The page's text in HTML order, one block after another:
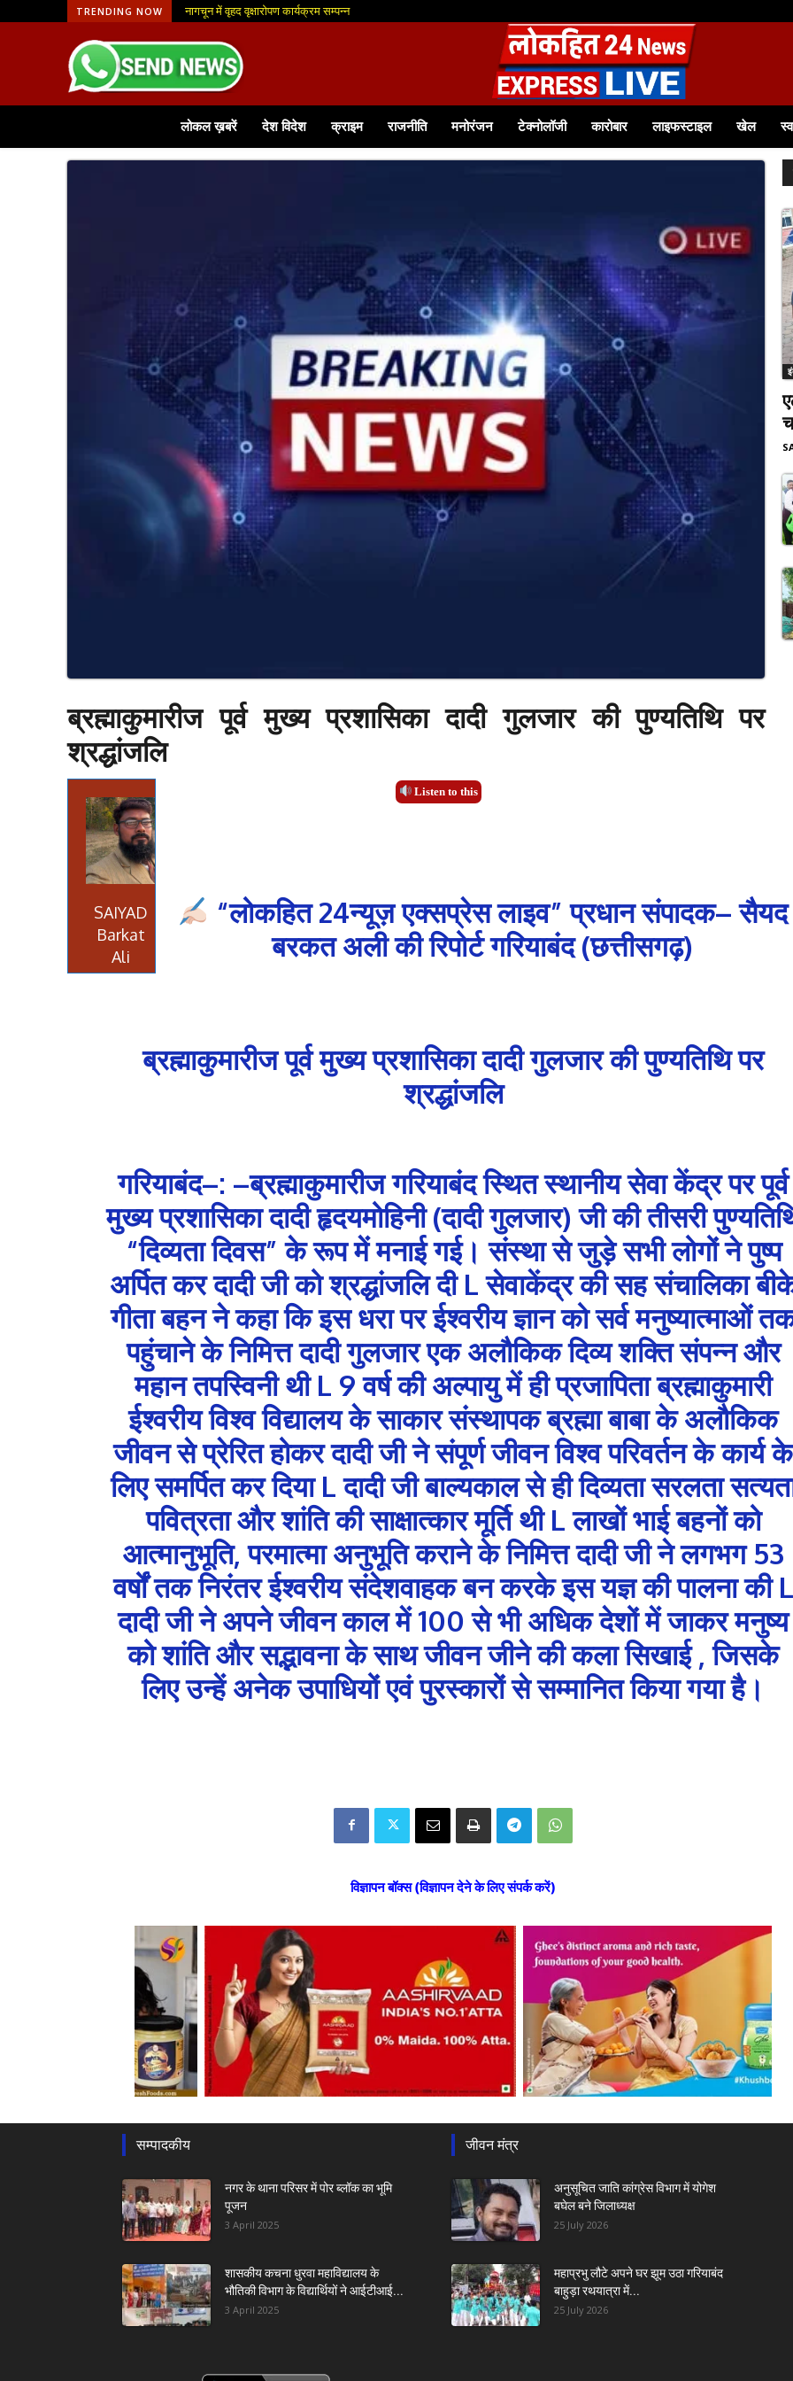
TRENDING NOW नागचून में वृहद वृक्षारोपण कार्यक्रम सम्पन्न
लोकल ख़बरें देश विदेश क्राइम राजनीति मनोरंजन टेक्नोलॉजी कारोबार लाइफस्टाइल खेल
ब्रह्माकुमारीज पूर्व मुख्य प्रशासिका दादी गुलजार की पुण्यतिथि पर
श्रद्धांजलि
Listen to this
SAIYAD
Barkat
Ali
“लोकहित 24न्यूज़ एक्सप्रेस लाइव” प्रधान संपादक– सैयद
बरकत अली की रिपोर्ट गरियाबंद (छत्तीसगढ़)
ब्रह्माकुमारीज पूर्व मुख्य प्रशासिका दादी गुलजार की पुण्यतिथि पर
श्रद्धांजलि
गरियाबंद–: –ब्रह्माकुमारीज गरियाबंद स्थित स्थानीय सेवा केंद्र पर पूर्व
मुख्य प्रशासिका दादी हृदयमोहिनी (दादी गुलजार) जी की तीसरी
“दिव्यता दिवस” के रूप में मनाई गई। संस्था से जुड़े सभी लोगों ने पुष्प
अर्पित कर दादी जी को श्रद्धांजलि दी L सेवाकेंद्र की सह संचालिका
गीता बहन ने कहा कि इस धरा पर ईश्वरीय ज्ञान को सर्व मनुष्यात्माओं
पहुंचाने के निमित्त दादी गुलजार एक अलौकिक दिव्य शक्ति संपन्न और
महान तपस्विनी थी L 9 वर्ष की अल्पायु में ही प्रजापिता ब्रह्माकुमारी
ईश्वरीय विश्व विद्यालय के साकार संस्थापक ब्रह्मा बाबा के अलौकिक
जीवन से प्रेरित होकर दादी जी ने संपूर्ण जीवन विश्व परिवर्तन के कार्य के
लिए समर्पित कर दिया L दादी जी बाल्यकाल से ही दिव्यता सरलता
पवित्रता और शांति की साक्षात्कार मूर्ति थी L लाखों भाई बहनों को
आत्मानुभूति, परमात्मा अनुभूति कराने के निमित्त दादी जी ने लगभग 53
वर्षों तक निरंतर ईश्वरीय संदेशवाहक बन करके इस यज्ञ की पालना की L
दादी जी ने अपने जीवन काल में 100 से भी अधिक देशों में जाकर मनुष्य
को शांति और सद्भावना के साथ जीवन जीने की कला सिखाई , जिसके
लिए उन्हें अनेक उपाधियों एवं पुरस्कारों से सम्मानित किया गया है।
विज्ञापन बॉक्स (विज्ञापन देने के लिए संपर्क करें)
सम्पादकीय
नगर के थाना परिसर में पोर ब्लॉक का भूमि
पूजन
3 April 2025
शासकीय कचना धुरवा महाविद्यालय के
भौतिकी विभाग के विद्यार्थियों ने आईटीआई...
3 April 2025
जीवन मंत्र
अनुसूचित जाति कांग्रेस विभाग में योगेश
बघेल बने जिलाध्यक्ष
25 July 2026
महाप्रभु लौटे अपने घर झूम उठा गरियाबंद
बाहुड़ा रथयात्रा में...
25 July 2026